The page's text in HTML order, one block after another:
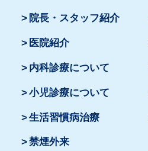
院長・スタッフ紹介
医院紹介
内科診療について
小児診療について
生活習慣病治療
禁煙外来